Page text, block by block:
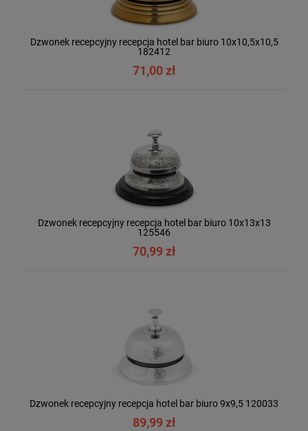
Dzwonek recepcyjny recepcja hotel bar biuro 10x10,5x10,5
182412
71,00 zł
Dzwonek recepcyjny recepcja hotel bar biuro 10x13x13
125546
70,99 zł
Dzwonek recepcyjny recepcja hotel bar biuro 9x9,5 120033
89,99 zł